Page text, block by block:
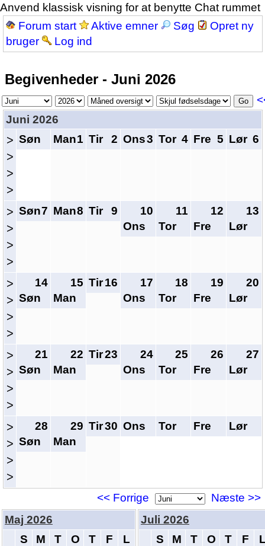
Anvend klassisk visning for at benytte Chat rummet
Forum start
Aktive emner Søg
Opret ny
bruger
Log ind
Begivenheder - Juni 2026
Juni 2026
>
>
>
>
Søn 1
Man 2
Tir 3
Ons 4
Tor 5
Fre 6
Lør
>
>
>
>
7
Søn 8
Man 9
Tir
10
Ons
11
Tor
12
Fre
13
Lør
>
>
>
>
14
Søn
15
Man
16
Tir
17
Ons
18
Tor
19
Fre
20
Lør
>
>
>
>
21
Søn
22
Man
23
Tir
24
Ons
25
Tor
26
Fre
27
Lør
>
>
>
>
28
Søn
29
Man
30
Tir Ons Tor Fre Lør
<< Forrige
Næste >>
Maj 2026
S
M T O T F L
Juli 2026
S
M T O T F